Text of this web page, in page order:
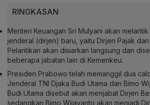
RINGKASAN
Menteri Keuangan Sri Mulyani akan
jenderal (dirjen) baru, yaitu Dirjen Pajak
Pelantikan akan disiarkan langsung dan
beberapa jabatan lain di Kemenkeu.
Presiden Prabowo telah memanggil dua
Jenderal TNI Djaka Budi Utama dan Bimo
Budi Utama disebut akan menjabat Dirjen
sedangkan Bimo Wijayanto akan menjadi